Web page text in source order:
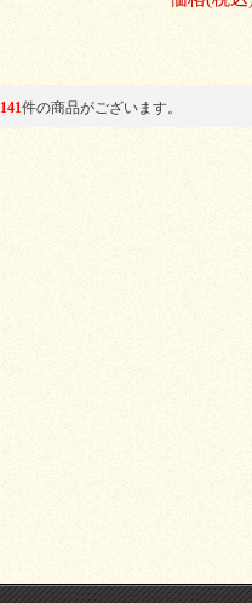
141件の商品がございます。